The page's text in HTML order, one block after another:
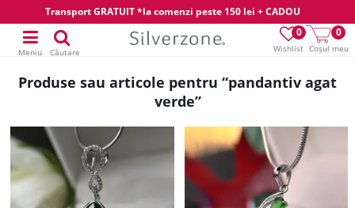
Transport GRATUIT *la comenzi peste 150 lei + CADOU
Wishlist
0
Coșul meu
0
Meniu Căutare
Produse sau articole pentru “pandantiv agat
verde”